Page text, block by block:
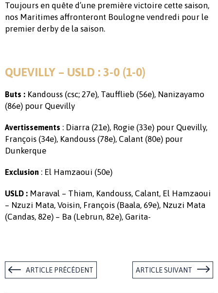
Toujours en quête d’une première victoire cette saison,
nos Maritimes affronteront Boulogne vendredi pour le
premier derby de la saison.
QUEVILLY – USLD : 3-0 (1-0)
Buts : Kandouss (csc; 27e), Taufflieb (56e), Nanizayamo
(86e) pour Quevilly
Avertissements : Diarra (21e), Rogie (33e) pour Quevilly,
François (34e), Kandouss (78e), Calant (80e) pour
Dunkerque
Exclusion : El Hamzaoui (50e)
USLD : Maraval – Thiam, Kandouss, Calant, El Hamzaoui
– Nzuzi Mata, Voisin, François (Baala, 69e), Nzuzi Mata
(Candas, 82e) – Ba (Lebrun, 82e), Garita-
ARTICLE PRÉCÉDENT ARTICLE SUIVANT